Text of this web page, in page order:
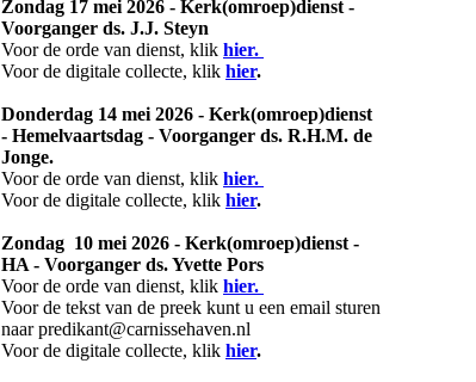
Zondag 17 mei 2026 - Kerk(omroep)dienst -
Voorganger ds. J.J. Steyn
Voor de orde van dienst, klik hier.
Voor de digitale collecte, klik hier.
Donderdag 14 mei 2026 - Kerk(omroep)dienst
- Hemelvaartsdag - Voorganger ds. R.H.M. de
Jonge.
Voor de orde van dienst, klik hier.
Voor de digitale collecte, klik hier.
Zondag 10 mei 2026 - Kerk(omroep)dienst -
HA - Voorganger ds. Yvette Pors
Voor de orde van dienst, klik hier.
Voor de tekst van de preek kunt u een email sturen
naar predikant@carnissehaven.nl
Voor de digitale collecte, klik hier.